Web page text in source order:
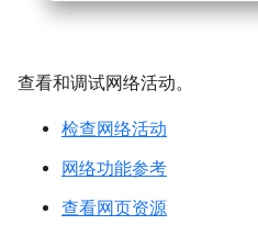
查看和调试网络活动。
检查网络活动
网络功能参考
查看网页资源